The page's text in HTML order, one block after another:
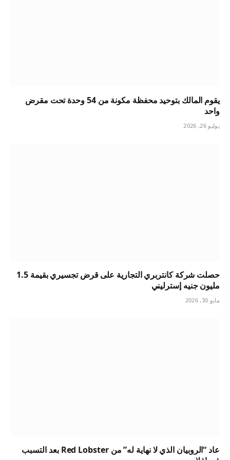
يقوم المالك بتوحيد محفظة مكونة من 54 وحدة تحت مقرض
واحد
يوليو 26, 2026
حصلت شركة كانتربري التجارية على قرض تجسيري بقيمة 1.5
مليون جنيه إسترليني
مايو 30, 2026
عاد “الروبيان الذي لا نهاية له” من Red Lobster بعد التسبب